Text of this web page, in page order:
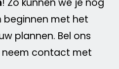
! Zo kunnen we je nog
beginnen met het
plannen. Bel ons
neem contact met